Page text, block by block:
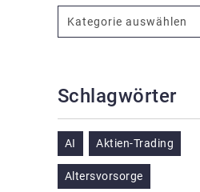
Schlagwörter
AI Aktien-Trading
Altersvorsorge